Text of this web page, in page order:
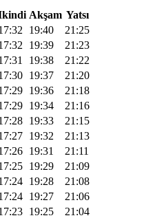
Akşam Yatsı
19:40
21:25
19:39
21:23
19:38
21:22
19:37
21:20
19:36
21:18
19:34
21:16
19:33
21:15
19:32
21:13
19:31
21:11
19:29
21:09
19:28
21:08
19:27
21:06
19:25
21:04